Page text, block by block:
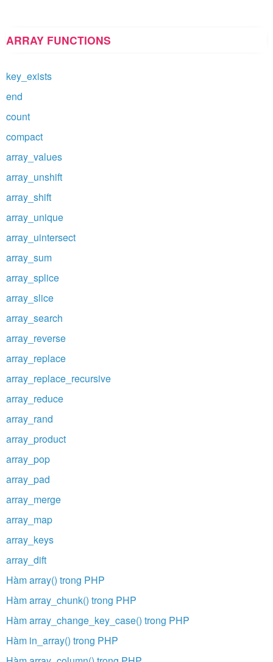
ARRAY FUNCTIONS
key_exists
end
count
compact
array_values
array_unshift
array_shift
array_unique
array_uintersect
array_sum
array_splice
array_slice
array_search
array_reverse
array_replace
array_replace_recursive
array_reduce
array_rand
array_product
array_pop
array_pad
array_merge
array_map
array_keys
array_dift
Hàm array() trong PHP
Hàm array_chunk() trong PHP
Hàm array_change_key_case() trong PHP
Hàm in_array() trong PHP